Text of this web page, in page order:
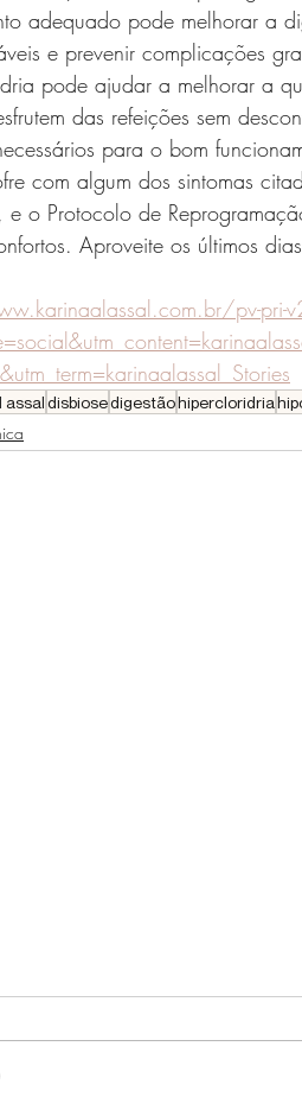
adequado pode melhorar a
e prevenir complicações
pode ajudar a melhorar a
das refeições sem
para o bom
com algum dos sintomas
o Protocolo de
Aproveite os últimos
pv-pri-
assaldisbiosedigestãohipercloridria